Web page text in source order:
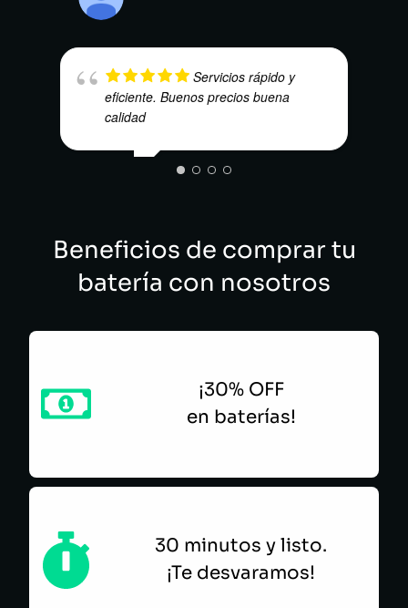
Servicios rápido y
eficiente. Buenos precios buena
calidad
Beneficios de comprar tu
batería con nosotros
¡30% OFF
en baterías!
30 minutos y listo.
¡Te desvaramos!